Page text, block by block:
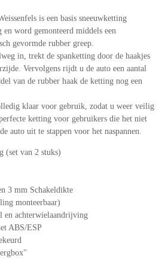
is een basis sneeuwketting
word gemonteerd middels een
gevormde rubber greep.
in, trekt de spanketting door de haakjes
Vervolgens rijdt u de auto een aantal
van de rubber haak de ketting nog een
klaar voor gebruik, zodat u weer veilig
ketting voor gebruikers die het niet
auto uit te stappen voor het naspannen.
(set van 2 stuks)
3 mm Schakeldikte
monteerbaar)
en achterwielaandrijving
ABS/ESP